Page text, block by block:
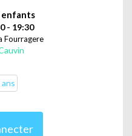
enfants
- 19:30
Fourragere
ans